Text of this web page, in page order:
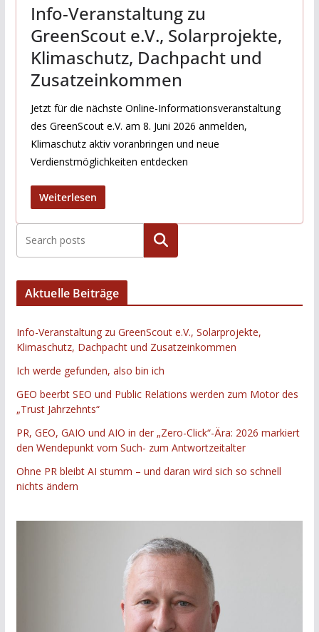
Info-Veranstaltung zu
GreenScout e.V., Solarprojekte,
Klimaschutz, Dachpacht und
Zusatzeinkommen
Jetzt für die nächste Online-Informationsveranstaltung
des GreenScout e.V. am 8. Juni 2026 anmelden,
Klimaschutz aktiv voranbringen und neue
Verdienstmöglichkeiten entdecken
Weiterlesen
Suchen
Aktuelle Beiträge
Info-Veranstaltung zu GreenScout e.V., Solarprojekte,
Klimaschutz, Dachpacht und Zusatzeinkommen
Ich werde gefunden, also bin ich
GEO beerbt SEO und Public Relations werden zum Motor des
„Trust Jahrzehnts“
PR, GEO, GAIO und AIO in der „Zero-Click“-Ära: 2026 markiert
den Wendepunkt vom Such- zum Antwortzeitalter
Ohne PR bleibt AI stumm – und daran wird sich so schnell
nichts ändern